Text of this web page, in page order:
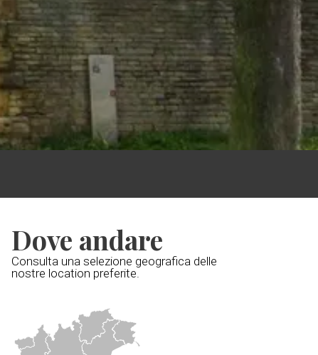
Dove andare
Consulta una selezione geografica delle
nostre location preferite.